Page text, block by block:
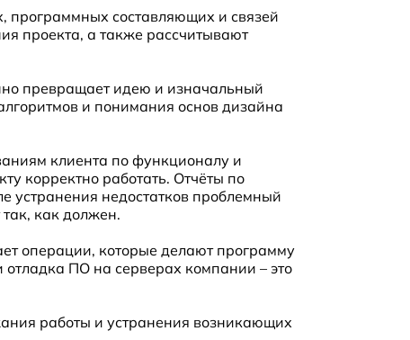
программных составляющих и связей
проекта, а также рассчитывают
превращает идею и изначальный
и понимания основ дизайна
клиента по функционалу и
корректно работать. Отчёты по
устранения недостатков проблемный
как должен.
операции, которые делают программу
ПО на серверах компании – это
работы и устранения возникающих